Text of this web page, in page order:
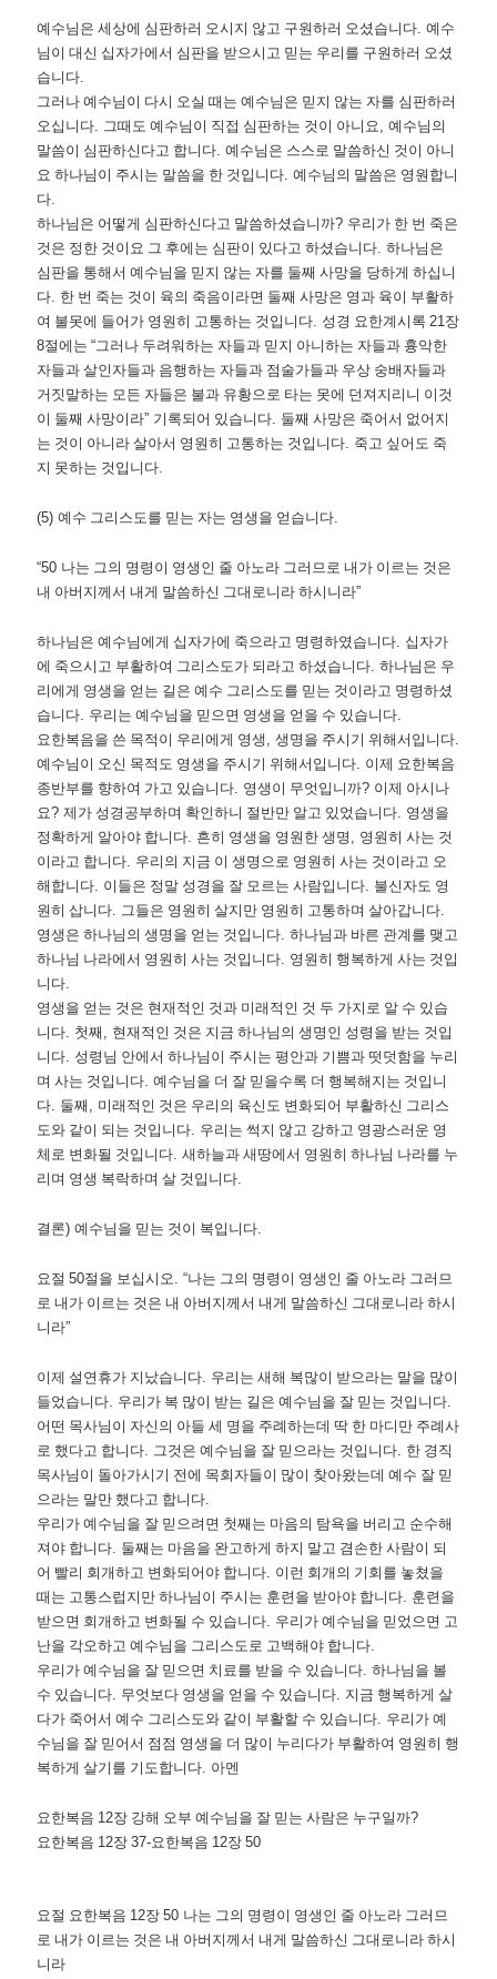
예수님은 세상에 심판하러 오시지 않고 구원하러 오셨습니다.예수
님이 대신 십자가에서 심판을 받으시고 믿는 우리를 구원하러 오셨
습니다.
그러나 예수님이 다시 오실 때는 예수님은 믿지 않는 자를 심판하러
오십니다. 그때도 예수님이 직접 심판하는 것이 아니요,예수님의
말씀이 심판하신다고 합니다.예수님은 스스로 말씀하신 것이 아니
요 하나님이 주시는 말씀을 한 것입니다.예수님의 말씀은 영원합니
다.
하나님은 어떻게 심판하신다고 말씀하셨습니까? 우리가 한 번 죽은
것은 정한 것이요 그 후에는 심판이 있다고 하셨습니다.하나님은
심판을 통해서 예수님을 믿지 않는 자를 둘째 사망을 당하게 하십니
다. 한 번 죽는 것이 육의 죽음이라면 둘째 사망은 영과 육이 부활하
여 불못에 들어가 영원히 고통하는 것입니다. 성경 요한계시록21장
8절에는“그러나 두려워하는 자들과 믿지 아니하는 자들과 흉악한
자들과 살인자들과 음행하는 자들과 점술가들과 우상 숭배자들과
거짓말하는 모든 자들은 불과 유황으로 타는 못에 던져지리니 이것
이 둘째 사망이라” 기록되어 있습니다. 둘째 사망은 죽어서 없어지
는 것이 아니라 살아서 영원히 고통하는 것입니다. 죽고 싶어도 죽
지 못하는 것입니다.
(5)예수 그리스도를 믿는 자는 영생을 얻습니다.
“50 나는 그의 명령이 영생인 줄 아노라 그러므로 내가 이르는 것은
내 아버지께서 내게 말씀하신 그대로니라 하시니라”
하나님은 예수님에게 십자가에 죽으라고 명령하였습니다. 십자가
에 죽으시고 부활하여 그리스도가 되라고 하셨습니다.하나님은 우
리에게 영생을 얻는 길은 예수 그리스도를 믿는 것이라고 명령하셨
습니다. 우리는 예수님을 믿으면 영생을 얻을 수 있습니다.
요한복음을 쓴 목적이 우리에게 영생,생명을 주시기 위해서입니다.
예수님이 오신 목적도 영생을 주시기 위해서입니다. 이제 요한복음
종반부를 향하여 가고 있습니다. 영생이 무엇입니까? 이제 아시나
요?제가 성경공부하며 확인하니 절반만 알고 있었습니다. 영생을
정확하게 알아야 합니다. 흔히 영생을 영원한 생명 , 영원히 사는 것
이라고 합니다. 우리의 지금 이 생명으로 영원히 사는 것이라고 오
해합니다. 이들은 정말 성경을 잘 모르는 사람입니다. 불신자도 영
원히 삽니다. 그들은 영원히 살지만 영원히 고통하며 살아갑니다.
영생은 하나님의 생명을 얻는 것입니다.하나님과 바른 관계를 맺고
하나님 나라에서 영원히 사는 것입니다. 영원히 행복하게 사는 것입
니다.
영생을 얻는 것은 현재적인 것과 미래적인 것 두 가지로 알 수 있습
니다. 첫째 , 현재적인 것은 지금 하나님의 생명인 성령을 받는 것입
니다. 성령님 안에서 하나님이 주시는 평안과 기쁨과 떳덧함을 누리
며 사는 것입니다.예수님을 더 잘 믿을수록 더 행복해지는 것입니
다. 둘째 , 미래적인 것은 우리의 육신도 변화되어 부활하신 그리스
도와 같이 되는 것입니다. 우리는 썩지 않고 강하고 영광스러운 영
체로 변화될 것입니다.새하늘과 새땅에서 영원히 하나님 나라를 누
리며 영생 복락하며 살 것입니다.
결론)예수님을 믿는 것이 복입니다.
요절50절을 보십시오. “나는 그의 명령이 영생인 줄 아노라 그러므
로 내가 이르는 것은 내 아버지께서 내게 말씀하신 그대로니라 하시
니라”
이제 설연휴가 지났습니다. 우리는 새해 복많이 받으라는 말을 많이
들었습니다. 우리가 복 많이 받는 길은 예수님을 잘 믿는 것입니다.
어떤 목사님이 자신의 아들 세 명을 주례하는데 딱 한 마디만 주례사
로 했다고 합니다. 그것은 예수님을 잘 믿으라는 것입니다. 한 경직
목사님이 돌아가시기 전에 목회자들이 많이 찾아왔는데 예수 잘 믿
으라는 말만 했다고 합니다.
우리가 예수님을 잘 믿으려면 첫째는 마음의 탐욕을 버리고 순수해
져야 합니다. 둘째는 마음을 완고하게 하지 말고 겸손한 사람이 되
어 빨리 회개하고 변화되어야 합니다. 이런 회개의 기회를 놓쳤을
때는 고통스럽지만 하나님이 주시는 훈련을 받아야 합니다. 훈련을
받으면 회개하고 변화될 수 있습니다. 우리가 예수님을 믿었으면 고
난을 각오하고 예수님을 그리스도로 고백해야 합니다.
우리가 예수님을 잘 믿으면 치료를 받을 수 있습니다.하나님을 볼
수 있습니다. 무엇보다 영생을 얻을 수 있습니다. 지금 행복하게 살
다가 죽어서 예수 그리스도와 같이 부활할 수 있습니다. 우리가 예
수님을 잘 믿어서 점점 영생을 더 많이 누리다가 부활하여 영원히 행
복하게 살기를 기도합니다. 아멘
요한복음 12장 강해 오부 예수님을 잘 믿는 사람은 누구일까?
요한복음 12장37-요한복음 12장50
요절 요한복음 12장50 나는 그의 명령이 영생인 줄 아노라 그러므
로 내가 이르는 것은 내 아버지께서 내게 말씀하신 그대로니라 하시
니라